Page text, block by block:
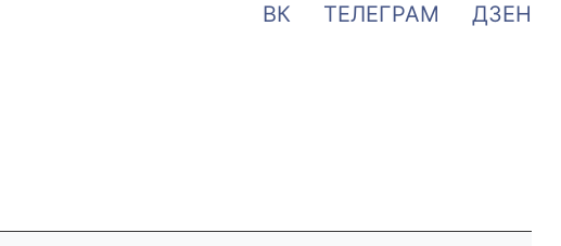
ВК
ТЕЛЕГРАМ ДЗЕН